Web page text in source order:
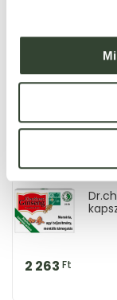
100
2 675Ft
2 263 Ft